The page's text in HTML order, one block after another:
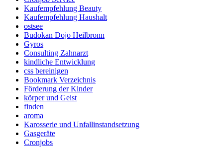
Kaufempfehlung Beauty
Kaufempfehlung Haushalt
ostsee
Budokan Dojo Heilbronn
Gyros
Consulting Zahnarzt
kindliche Entwicklung
css bereinigen
Bookmark Verzeichnis
Förderung der Kinder
körper und Geist
finden
aroma
Karosserie und Unfallinstandsetzung
Gasgeräte
Cronjobs